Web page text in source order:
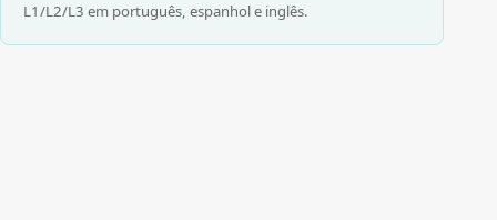
L1/L2/L3 em português, espanhol e inglês.